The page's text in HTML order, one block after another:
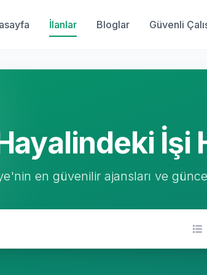
İlanlar Bloglar Güvenli
İşi
en güvenilir ajansları ve